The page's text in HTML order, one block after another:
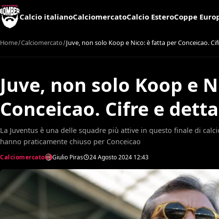
Calcio italianoCalciomercatoCalcio EsteroCoppe
Home Calciomercato Juve, non solo Koop e Nico: è fatta per Conceicao.
Juve, non solo Koop e
Conceicao. Cifre e
La Juventus è una delle squadre più attive in questo finale di
hanno praticamente chiuso per Conceicao
Calciomercato Giulio Piras 24 Agosto 2024 12:43